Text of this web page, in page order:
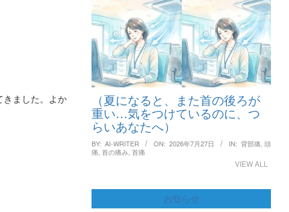
きました。よか
（夏になると、また首の後ろが
重い…気をつけているのに、つ
らいあなたへ）
BY: AI-WRITER ON: 2026年7月27日 IN: 背部痛 頭
痛 首の痛み, 首痛
VIEW ALL
お知らせ